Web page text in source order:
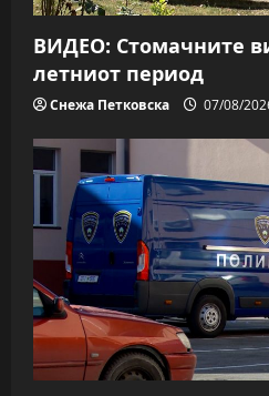
ВИДЕО: Стомачните
летниот период
Снежа Петковска 07/08/